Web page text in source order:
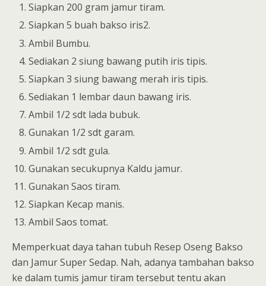
Siapkan 200 gram jamur tiram.
Siapkan 5 buah bakso iris2.
Ambil Bumbu.
Sediakan 2 siung bawang putih iris tipis.
Siapkan 3 siung bawang merah iris tipis.
Sediakan 1 lembar daun bawang iris.
Ambil 1/2 sdt lada bubuk.
Gunakan 1/2 sdt garam.
Ambil 1/2 sdt gula.
Gunakan secukupnya Kaldu jamur.
Gunakan Saos tiram.
Siapkan Kecap manis.
Ambil Saos tomat.
Memperkuat daya tahan tubuh Resep Oseng Bakso
dan Jamur Super Sedap. Nah, adanya tambahan bakso
ke dalam tumis jamur tiram tersebut tentu akan